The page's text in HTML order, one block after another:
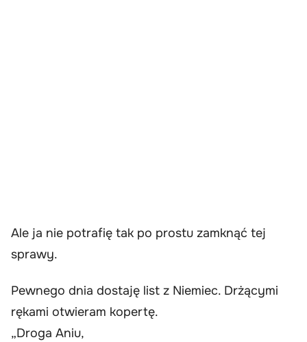
Ale ja nie potrafię tak po prostu zamknąć tej
sprawy.
Pewnego dnia dostaję list z Niemiec. Drżącymi
rękami otwieram kopertę.
„Droga Aniu,